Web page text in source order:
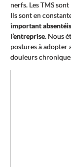
nerfs. Les TMS
Ils sont en
important
l’entreprise. Nous
postures à adopter
douleurs